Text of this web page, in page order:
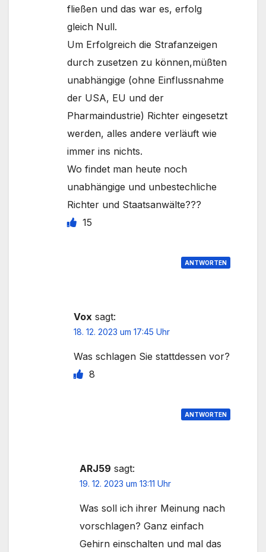
fließen und das war es, erfolg
gleich Null.
Um Erfolgreich die Strafanzeigen
durch zusetzen zu können,müßten
unabhängige (ohne Einflussnahme
der USA, EU und der
Pharmaindustrie) Richter eingesetzt
werden, alles andere verläuft wie
immer ins nichts.
Wo findet man heute noch
unabhängige und unbestechliche
Richter und Staatsanwälte???
15
ANTWORTEN
Vox sagt:
18. 12. 2023 um 17:45 Uhr
Was schlagen Sie stattdessen vor?
8
ANTWORTEN
ARJ59 sagt:
19. 12. 2023 um 13:11 Uhr
Was soll ich ihrer Meinung nach
vorschlagen? Ganz einfach
Gehirn einschalten und mal das